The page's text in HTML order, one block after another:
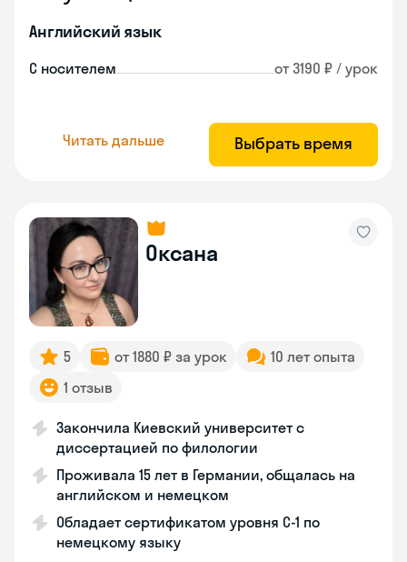
Английский язык
С носителем от 3190 ₽ / урок
Читать дальше Выбрать время
Оксана
5 от 1880 ₽ за урок
10 лет опыта
1 отзыв
Закончила Киевский университет с
диссертацией по филологии
Проживала 15 лет в Германии, общалась на
английском и немецком
Обладает сертификатом уровня C-1 по
немецкому языку